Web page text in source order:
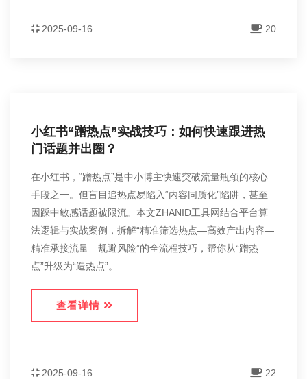
2025-09-16 20
小红书“蹭热点”实战技巧：如何快速跟进热
门话题并出圈？
在小红书，“蹭热点”是中小博主快速突破流量瓶颈的核心
手段之一。但盲目追热点易陷入“内容同质化”陷阱，甚至
因踩中敏感话题被限流。本文ZHANID工具网结合平台算
法逻辑与实战案例，拆解“精准筛选热点—高效产出内容—
精准承接流量—规避风险”的全流程技巧，帮你从“蹭热
点”升级为“造热点”。...
查看详情
2025-09-16 22